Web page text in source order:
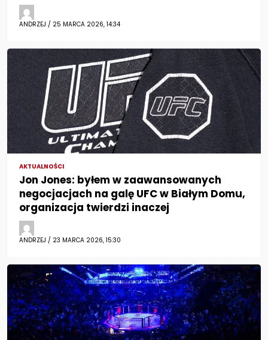
ANDRZEJ / 25 MARCA 2026, 14:34
AKTUALNOŚCI
Jon Jones: byłem w zaawansowanych
negocjacjach na galę UFC w Białym Domu,
organizacja twierdzi inaczej
ANDRZEJ / 23 MARCA 2026, 15:30